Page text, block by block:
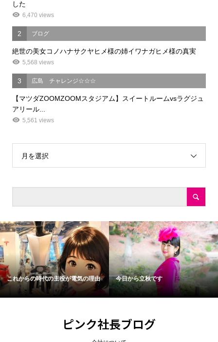
した
6,470 views
2 ブログ
絶世の美女コノハナサクヤヒメ様の姉イワナガヒメ様の真実
5,568 views
3 広島 チャレンジ☆☆☆
【マツダZOOMZOOMスタジアム】スイートルームvsラグジュ
アリール...
5,561 views
月を選択
これからの時代の主役が電気の理由 今日から立秋です
ピンク社長ブログ